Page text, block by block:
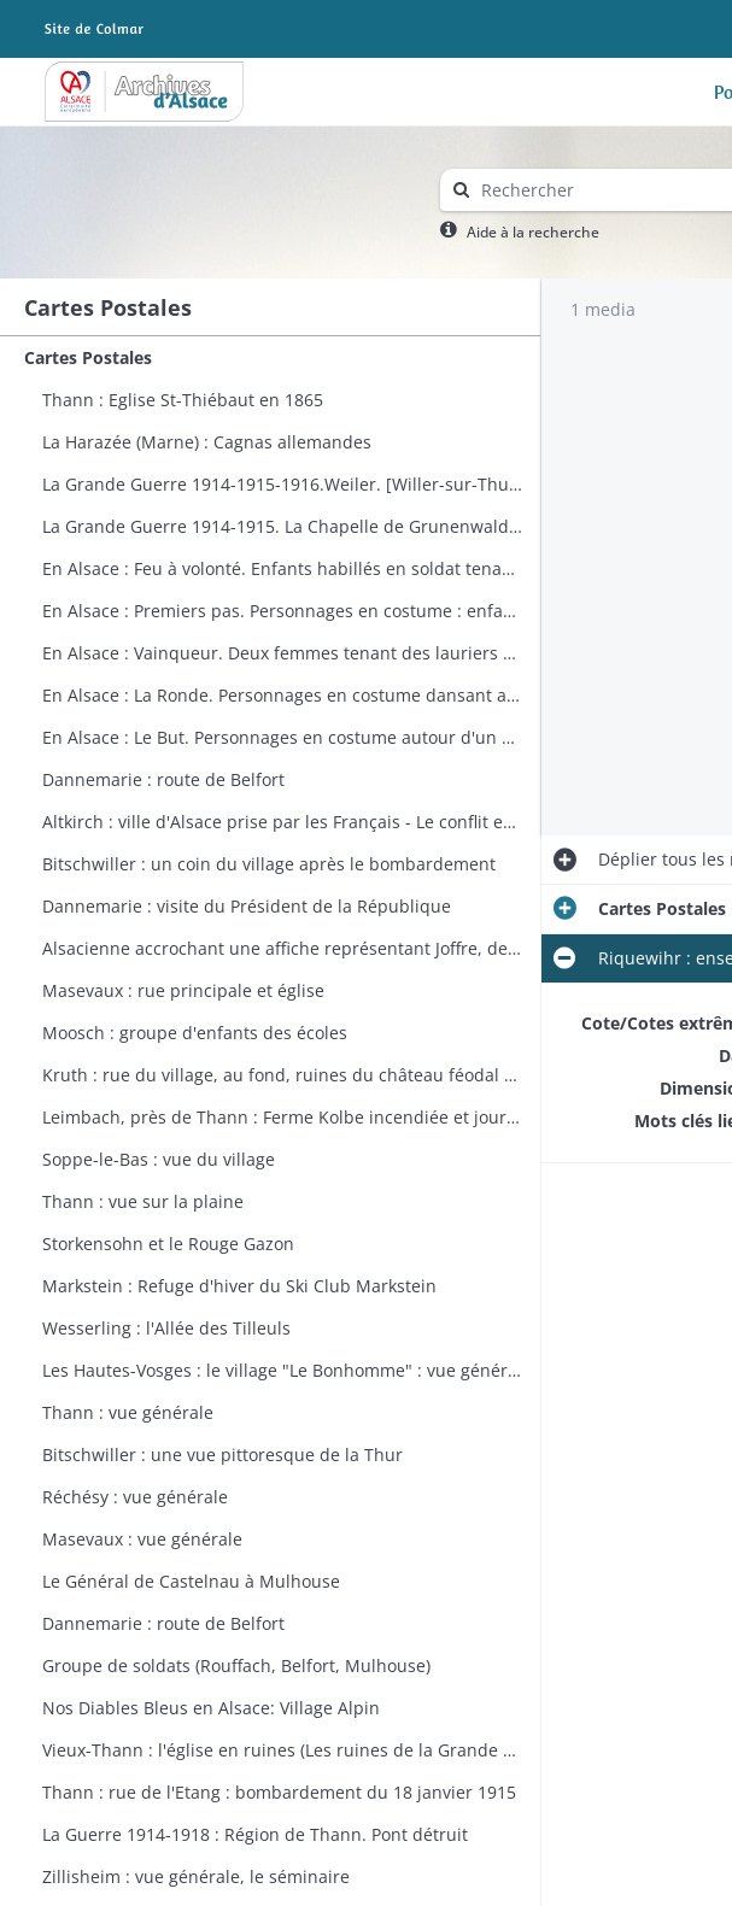
Archives Alsace - Colmar
Aide à la recherche
Cartes Postales
Cartes Postales
Thann : Eglise St-Thiébaut en 1865
La Harazée (Marne) : Cagnas allemandes
La Grande Guerre 1914-1915-1916.Weiler. [Willer-sur-Thur] : vue générale
La Grande Guerre 1914-1915. La Chapelle de Grunenwald près de Uderdersept habillés en soldat tenant un fusil. Dessin par Delalain.
En Alsace : Feu à volonté. Enfants habillés en soldat tenant un fusil. Dessin par Delalain.
En Alsace : Premiers pas. Personnages en costume : enfant allant vers le drapeau français. Dessin par Delalain.
En Alsace : Vainqueur. Deux femmes tenant des lauriers et un homme en costume. Dessin par Delalain.
En Alsace : La Ronde. Personnages en costume dansant autour du drapeau français. Dessin par Delalain.
En Alsace : Le But. Personnages en costume autour d'un drapeau français. Dessin par Delalain
Dannemarie : route de Belfort
Altkirch : ville d'Alsace prise par les Français - Le conflit européen en 1914
Bitschwiller : un coin du village après le bombardement
Dannemarie : visite du Président de la République
Alsacienne accrochant une affiche représentant Joffre, dessin de Th. CROY
Masevaux : rue principale et église
Moosch : groupe d'enfants des écoles
Kruth : rue du village, au fond, ruines du château féodal de Wildenstein
Leimbach, près de Thann : Ferme Kolbe incendiée et journellement bombardée avec les dépendances en ruines
Soppe-le-Bas : vue du village
Thann : vue sur la plaine
Storkensohn et le Rouge Gazon
Markstein : Refuge d'hiver du Ski Club Markstein
Wesserling : l'Allée des Tilleuls
Les Hautes-Vosges : le village "Le Bonhomme" : vue générale
Thann : vue générale
Bitschwiller : une vue pittoresque de la Thur
Réchésy : vue générale
Masevaux : vue générale
Le Général de Castelnau à Mulhouse
Dannemarie : route de Belfort
Groupe de soldats (Rouffach, Belfort, Mulhouse)
Nos Diables Bleus en Alsace: Village Alpin
Vieux-Thann : l'église en ruines (Les ruines de la Grande Guerre)
Thann : rue de l'Etang : bombardement du 18 janvier 1915
La Guerre 1914-1918 : Région de Thann. Pont détruit
Zillisheim : vue générale, le séminaire
1 media
Dépliertous les
Cartes Postales
Riquewihr :
Cote/Cotes
Mots clés